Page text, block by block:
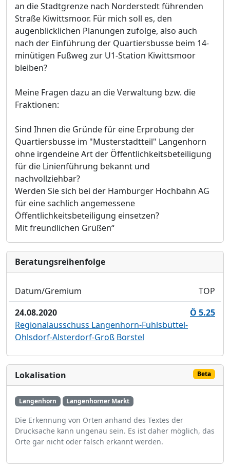
an die Stadtgrenze nach Norderstedt führenden
Straße Kiwittsmoor. Für mich soll es, den
augenblicklichen Planungen zufolge, also auch
nach der Einführung der Quartiersbusse beim 14-
minütigen Fußweg zur U1-Station Kiwittsmoor
bleiben?
Meine Fragen dazu an die Verwaltung bzw. die
Fraktionen:
Sind Ihnen die Gründe für eine Erprobung der
Quartiersbusse im "Musterstadtteil" Langenhorn
ohne irgendeine Art der Öffentlichkeitsbeteiligung
für die Linienführung bekannt und
nachvollziehbar?
Werden Sie sich bei der Hamburger Hochbahn AG
für eine sachlich angemessene
Öffentlichkeitsbeteiligung einsetzen?
Mit freundlichen Grüßen“
Bera­tungs­reihen­folge
Datum/Gremium
TOP
24.08.2020
Ö 5.25
Regionalausschuss Langenhorn-Fuhlsbüttel-
Ohlsdorf-Alsterdorf-Groß Borstel
Lokalisation Beta
Langenhorn Langenhorner Markt
Die Erkennung von Orten anhand des Textes der
Drucksache kann ungenau sein. Es ist daher möglich, das
Orte gar nicht oder falsch erkannt werden.